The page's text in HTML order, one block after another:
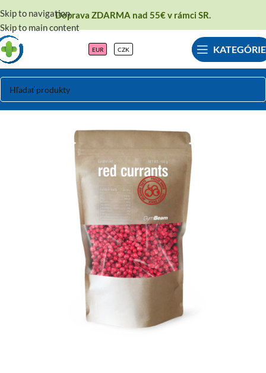
Skip to navigation
Skip to main content
Doprava ZDARMA nad 55€ v rámci SR.
EUR CZK KATEGÓRIE